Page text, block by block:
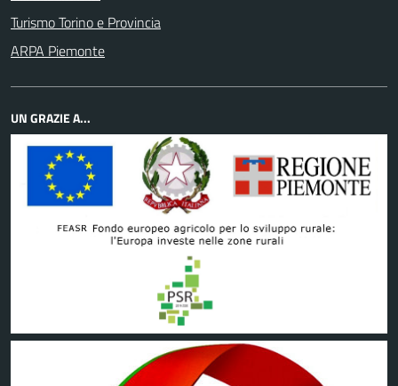
Turismo Torino e Provincia
ARPA Piemonte
UN GRAZIE A...